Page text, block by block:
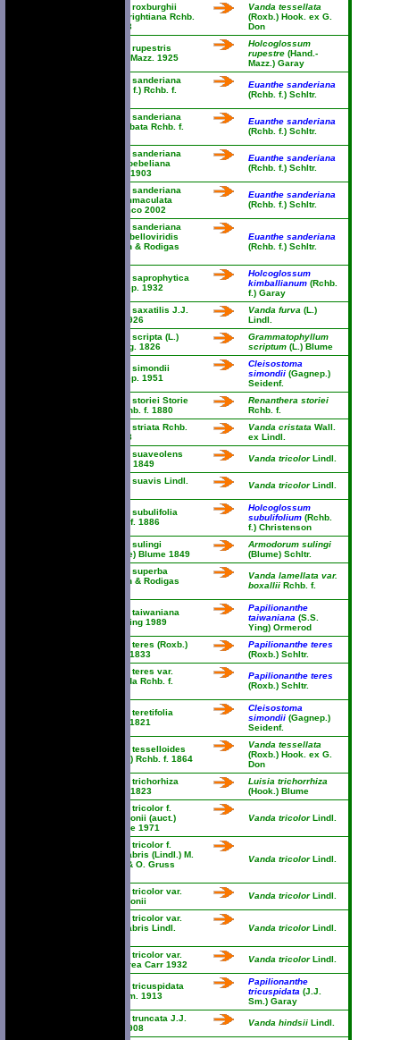
Vanda roxburghii
var. wrightiana Rchb.
f. 1883
Vanda tessellata
(Roxb.) Hook. ex G.
Don
Vanda rupestris
Hand.-Mazz. 1925
Holcoglossum
rupestre (Hand.-
Mazz.) Garay
Vanda sanderiana
(Rchb. f.) Rchb. f.
Euanthe sanderiana
(Rchb. f.) Schltr.
Vanda sanderiana
var. albata Rchb. f.
Euanthe sanderiana
(Rchb. f.) Schltr.
Vanda sanderiana
var. froebeliana
Cogn. 1903
Euanthe sanderiana
(Rchb. f.) Schltr.
Vanda sanderiana
var. immaculata
Golamco 2002
Euanthe sanderiana
(Rchb. f.) Schltr.
Vanda sanderiana
var. labelloviridis
Linden & Rodigas
Euanthe sanderiana
(Rchb. f.) Schltr.
Vanda saprophytica
Gagnep. 1932
Holcoglossum
kimballianum (Rchb.
f.) Garay
Vanda saxatilis J.J.
Sm. 1926
Vanda furva (L.)
Lindl.
Vanda scripta (L.)
Spreng. 1826
Grammatophyllum
scriptum (L.) Blume
Vanda simondii
Gagnep. 1951
Cleisostoma
simondii (Gagnep.)
Seidenf.
Vanda storiei Storie
ex Rchb. f. 1880
Renanthera storiei
Rchb. f.
Vanda striata Rchb.
f. 1868
Vanda cristata Wall.
ex Lindl.
Vanda suaveolens
Blume 1849
Vanda tricolorLindl.
Vanda suavis Lindl.
Vanda tricolorLindl.
Vanda subulifolia
Rchb. f. 1886
Holcoglossum
subulifolium (Rchb.
f.) Christenson
Vanda sulingi
(Blume) Blume 1849
Armodorum sulingi
(Blume) Schltr.
Vanda superba
Linden & Rodigas
Vanda lamellata var.
boxallii Rchb. f.
Vanda taiwaniana
S.S. Ying 1989
Papilionanthe
taiwaniana (S.S.
Ying) Ormerod
Vanda teres (Roxb.)
Lindl. 1833
Papilionanthe teres
(Roxb.) Schltr.
Vanda teres var.
candida Rchb. f.
Papilionanthe teres
(Roxb.) Schltr.
Vanda teretifolia
Lindl. 1821
Cleisostoma
simondii (Gagnep.)
Seidenf.
Vanda tesselloides
(Roxb.) Rchb. f. 1864
Vanda tessellata
(Roxb.) Hook. ex G.
Don
Vanda trichorhiza
Hook. 1823
Luisia trichorrhiza
(Hook.) Blume
Vanda tricolor f.
patersonii (auct.)
M.Hiroe 1971
Vanda tricolorLindl.
Vanda tricolor f.
planilabris (Lindl.) M.
Wolff & O. Gruss
Vanda tricolorLindl.
Vanda tricolor var.
patersonii
Vanda tricolorLindl.
Vanda tricolor var.
planilabris Lindl.
Vanda tricolorLindl.
Vanda tricolor var.
purpurea Carr 1932
Vanda tricolorLindl.
Vanda tricuspidata
J.J. Sm. 1913
Papilionanthe
tricuspidata (J.J.
Sm.) Garay
Vanda truncata J.J.
Sm. 1908
Vanda hindsii Lindl.